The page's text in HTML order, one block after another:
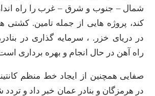
شمال – جنوب و شرق – غرب را راه
کند، پروژه هایی از جمله تامین. کشتی
در دریای خزر. ، سرمایه گذاری در
راه آهن در حال انجام و بهره برداری
صفایی همچنین از ایجاد خط منظم
در هرمزگان و بنادر عمان خبر داد و